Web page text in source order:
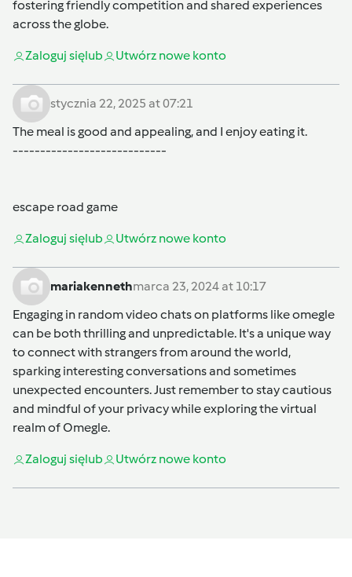
fostering friendly competition and shared experiences
across the globe.
Zaloguj sięlub Utwórz nowe konto
stycznia 22, 2025 at 07:21
The meal is good and appealing, and I enjoy eating it.
----------------------------
escape road game
Zaloguj sięlub Utwórz nowe konto
mariakennethmarca 23, 2024 at 10:17
Engaging in random video chats on platforms likeomegle
can be both thrilling and unpredictable. It's a unique way
to connect with strangers from around the world,
sparking interesting conversations and sometimes
unexpected encounters. Just remember to stay cautious
and mindful of your privacy while exploring the virtual
realm of Omegle.
Zaloguj sięlub Utwórz nowe konto